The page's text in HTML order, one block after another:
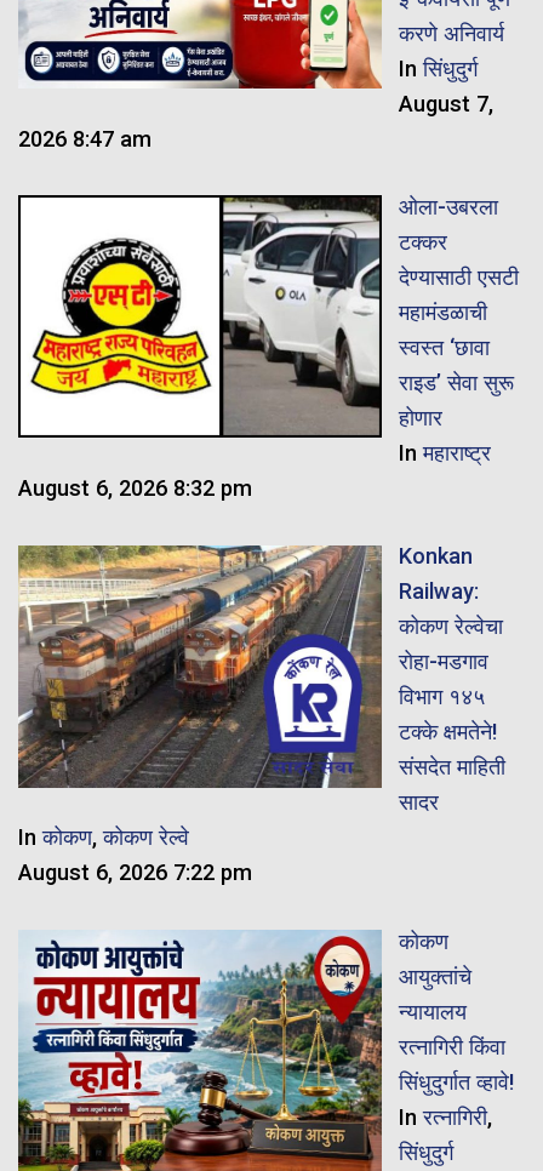
करणे अनिवार्य
Inसिंधुदुर्ग
August 7,
2026 8:47 am
ओला-उबरला
टक्कर
देण्यासाठी एसटी
महामंडळाची
स्वस्त ‘छावा
राइड’ सेवा सुरू
होणार
Inमहाराष्ट्र
August 6, 2026 8:32 pm
Konkan
Railway:
कोकण रेल्वेचा
रोहा-मडगाव
विभाग १४५
टक्के क्षमतेने!
संसदेत माहिती
सादर
Inकोकण,कोकण रेल्वे
August 6, 2026 7:22 pm
कोकण
आयुक्तांचे
न्यायालय
रत्नागिरी किंवा
सिंधुदुर्गात व्हावे!
Inरत्नागिरी,
सिंधुदुर्ग